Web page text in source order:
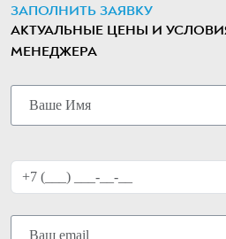
ЗАПОЛНИТЬ ЗАЯВКУ
АКТУАЛЬНЫЕ ЦЕНЫ И
МЕНЕДЖЕРА